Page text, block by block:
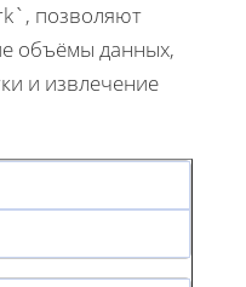
позволяют
объёмы данных,
и извлечение